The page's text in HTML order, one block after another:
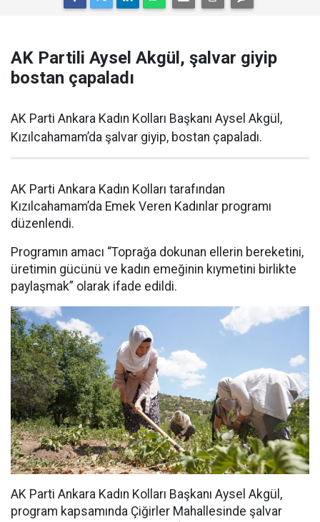
AK Partili Aysel Akgül, şalvar giyip
bostan çapaladı
AK Parti Ankara Kadın Kolları Başkanı Aysel Akgül,
Kızılcahamam’da şalvar giyip, bostan çapaladı.
AK Parti Ankara Kadın Kolları tarafından
Kızılcahamam’da Emek Veren Kadınlar programı
düzenlendi.
Programın amacı “Toprağa dokunan ellerin bereketini,
üretimin gücünü ve kadın emeğinin kıymetini birlikte
paylaşmak” olarak ifade edildi.
AK Parti Ankara Kadın Kolları Başkanı Aysel Akgül,
program kapsamında Çiğirler Mahallesinde şalvar